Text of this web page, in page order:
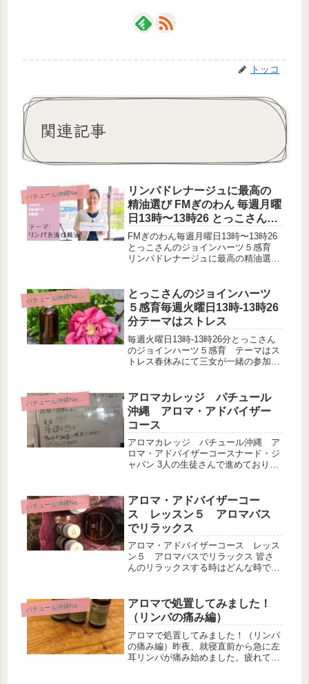
トッコ
関連記事
パ
チュール沖縄News
リンパドレナージュに最高の
精油選び FMぎのわん 毎週月曜
日13時〜13時26 とっこさんの
ジョインハーツ５感育
FMぎのわん毎週月曜日13時〜13時26
とっこさんのジョインハーツ５感育
リンパドレナージュに最高の精油選
ナージュに最高の精油選びリンパ鬱滞
除去作用が期待できる精油サ...
パ
チュール沖縄News
とっこさんのジョインハーツ
５感育毎週火曜日13時-13時26
分テーマはストレス
毎週火曜日13時-13時26分とっこさん
のジョインハーツ５感育 テーマはス
トレス春休みにて三女が一緒の参加デ
パ
チュール沖縄News
アロマカレッジ パチュール
沖縄 アロマ・アドバイザー
コース
アロマカレッジ パチュール沖縄 ア
ロマ・アドバイザーコースナード・ジ
ャパン 3人の生徒さんで進めておりま
で進行しておりますパチュール沖縄に
通ってもらっている方だけの、どこ
に...
パ
チュール沖縄News
アロマ・アドバイザーコー
ス レッスン５ アロマバス
でリラックス
アロマ・アドバイザーコース レッス
ン５ アロマバスでリラックス 皆さ
んのリラックスする時はどんな時です
ドバイザーコース、三名の受講生で進
めております。 受講生の中に、育休
中...
パ
チュール沖縄News
アロマで処置してみました！
（リンパの痛み編）
アロマで処置してみました！（リンパ
の痛み編）昨夜、就寝直前から急に左
耳リンパが痛み始めました。疲れてい